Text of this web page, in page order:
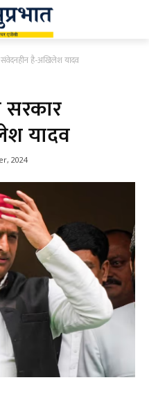
है-अखिलेश यादव
यादव
2024